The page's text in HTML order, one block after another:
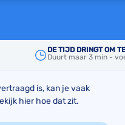
DE TIJD DRINGT OM
Duurt maar 3 min -
bij een
of
is, kan je vaak
hier hoe dat zit.